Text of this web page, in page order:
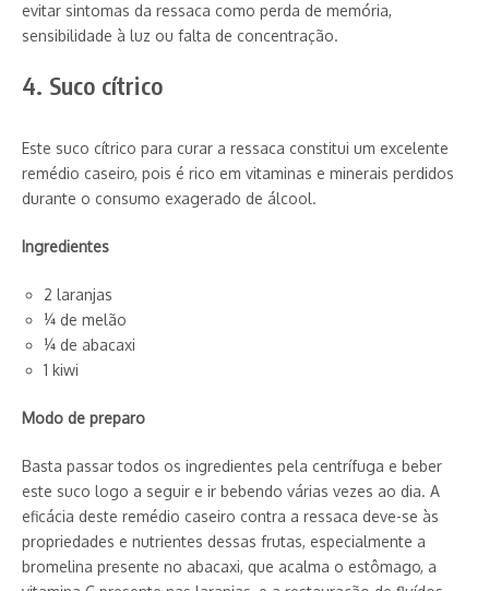
evitar sintomas da ressaca como perda de memória,
sensibilidade à luz ou falta de concentração.
4. Suco cítrico
Este suco cítrico para curar a ressaca constitui um excelente
remédio caseiro, pois é rico em vitaminas e minerais perdidos
durante o consumo exagerado de álcool.
Ingredientes
2 laranjas
¼ de melão
¼ de abacaxi
1 kiwi
Modo de preparo
Basta passar todos os ingredientes pela centrífuga e beber
este suco logo a seguir e ir bebendo várias vezes ao dia. A
eficácia deste remédio caseiro contra a ressaca deve-se às
propriedades e nutrientes dessas frutas, especialmente a
bromelina presente no abacaxi, que acalma o estômago, a